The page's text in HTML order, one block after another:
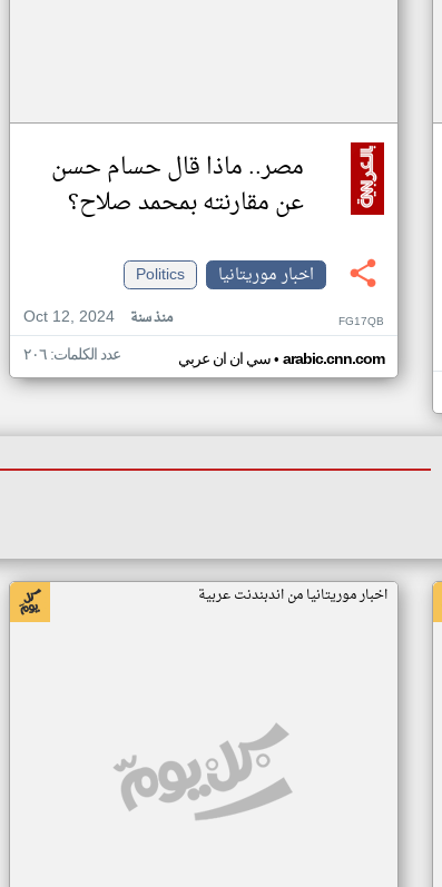
مصر.. ماذا قال حسام حسن
عن مقارنته بمحمد صلاح؟
اخبار موريتانيا
Politics
Oct 12, 2024
منذ سنة FG17QB
سي ان ان عربي• arabic.cnn.com عدد الكلمات: ٢٠٦
اخبار موريتانيا من اندبندنت عربية